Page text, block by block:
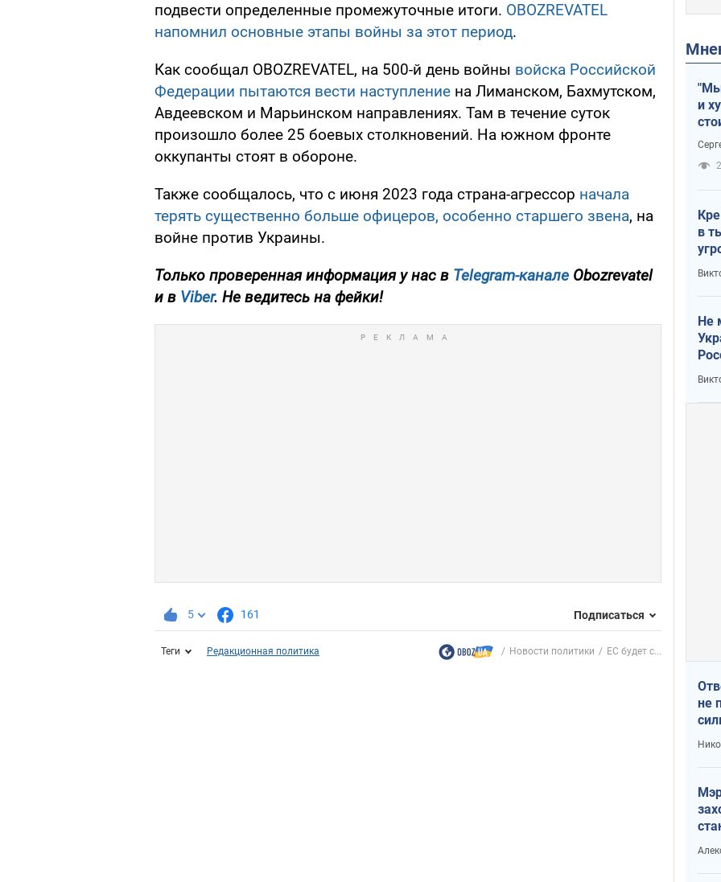
подвести определенные промежуточные итоги. OBOZREVATEL
напомнил основные этапы войны за этот период.
Как сообщал OBOZREVATEL, на 500-й день войны войска Российской
Федерации пытаются вести наступление на Лиманском, Бахмутском,
Авдеевском и Марьинском направлениях. Там в течение суток
произошло более 25 боевых столкновений. На южном фронте
оккупанты стоят в обороне.
Также сообщалось, что с июня 2023 года страна-агрессор начала
терять существенно больше офицеров, особенно старшего звена, на
войне против Украины.
Только проверенная информация у нас в Telegram-канале Obozrevatel
и в Viber. Не ведитесь на фейки!
5 161 Подписаться
Теги Редакционная политика Новости политики ЕС будет с...
и
в
Не
не
и